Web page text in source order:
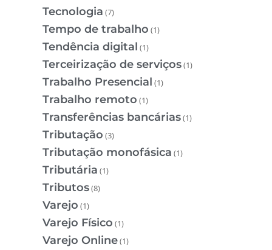
Tecnologia (7)
Tempo de trabalho (1)
Tendência digital (1)
Terceirização de serviços(1)
Trabalho Presencial (1)
Trabalho remoto (1)
Transferências bancárias(1)
Tributação (3)
Tributação monofásica (1)
Tributária (1)
Tributos(8)
Varejo (1)
Varejo Físico (1)
Varejo Online(1)